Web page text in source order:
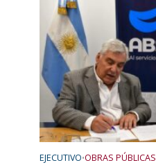
EJECUTIVO•OBRAS PÚBLICAS